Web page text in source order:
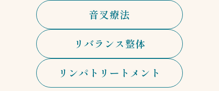
音叉療法
リバランス整体
リンパトリートメント